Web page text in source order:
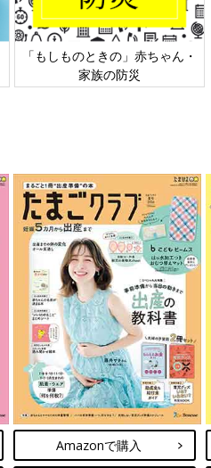
「もしものときの」赤ちゃん・
家族の防災
Amazonで購入